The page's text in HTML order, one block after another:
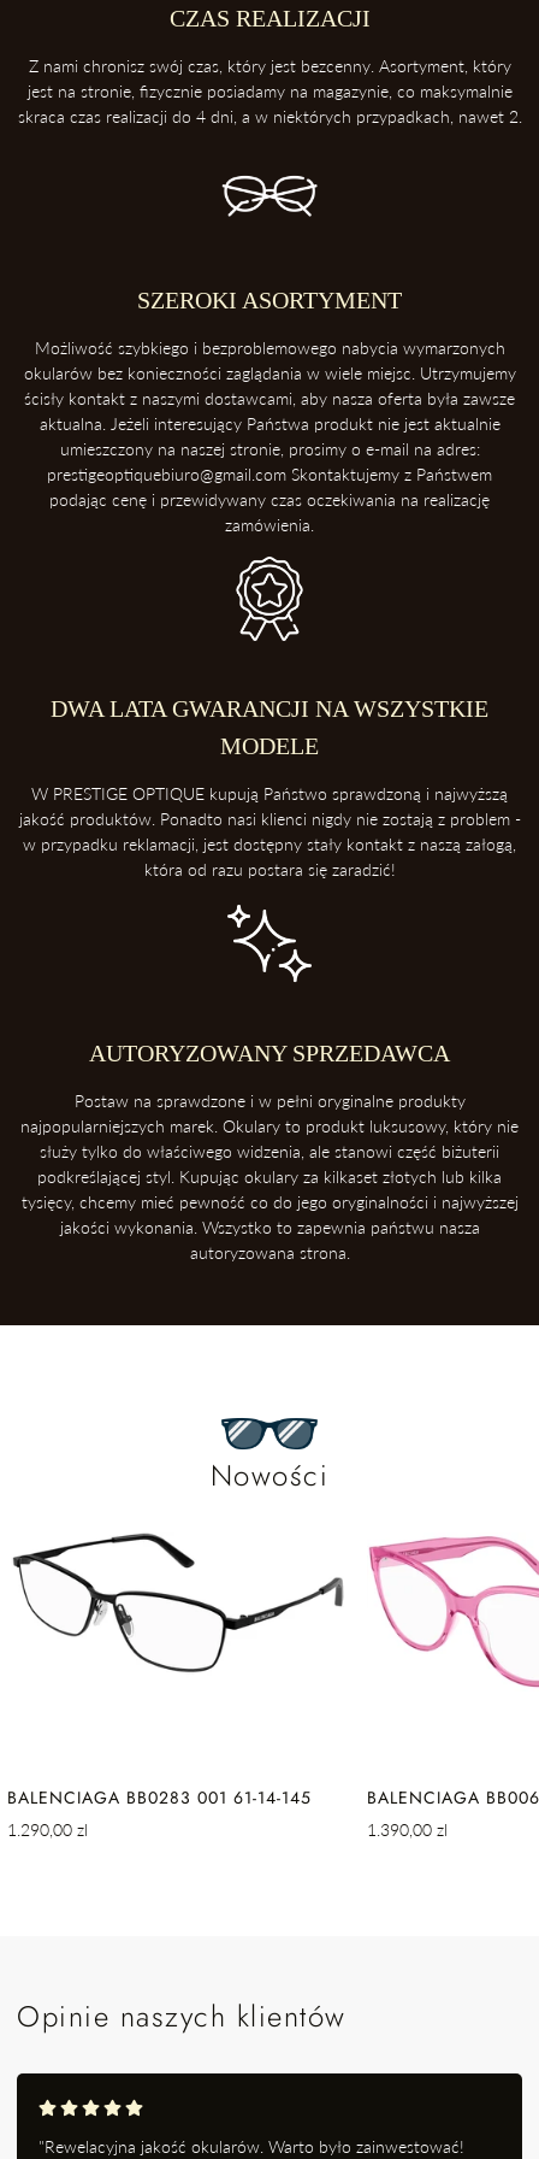
Etui ochroni twoje okulary przed uderzeniami oraz kurzem.
Dzięki temu ochronisz soczewki przed porysowaniem.
4. Unikaj kontaktu z wysokimi temperaturami
źródeł ciepła takich, jak deska rozdzielcza samochodu. Soczewki
5. Ściąganie okularów
CZAS REALIZACJI
Z nami chronisz swój czas, który jest bezcenny. Asortyment, który
jest na stronie, fizycznie posiadamy na magazynie, co maksymalnie
skraca czas realizacji do 4 dni, a w niektórych przypadkach, nawet 2.
SZEROKI ASORTYMENT
Możliwość szybkiego i bezproblemowego nabycia wymarzonych
okularów bez konieczności zaglądania w wiele miejsc. Utrzymujemy
ścisły kontakt z naszymi dostawcami, aby nasza oferta była zawsze
aktualna. Jeżeli interesujący Państwa produkt nie jest aktualnie
umieszczony na naszej stronie, prosimy o e-mail na adres:
prestigeoptiquebiuro@gmail.com Skontaktujemy z Państwem
podając cenę i przewidywany czas oczekiwania na realizację
zamówienia.
DWA LATA GWARANCJI NA WSZYSTKIE
MODELE
W PRESTIGE OPTIQUE kupują Państwo sprawdzoną i najwyższą
jakość produktów. Ponadto nasi klienci nigdy nie zostają z problem -
w przypadku reklamacji, jest dostępny stały kontakt z naszą załogą,
która od razu postara się zaradzić!
AUTORYZOWANY SPRZEDAWCA
Postaw na sprawdzone i w pełni oryginalne produkty
najpopularniejszych marek. Okulary to produkt luksusowy, który nie
służy tylko do właściwego widzenia, ale stanowi część biżuterii
podkreślającej styl. Kupując okulary za kilkaset złotych lub kilka
tysięcy, chcemy mieć pewność co do jego oryginalności i najwyższej
jakości wykonania. Wszystko to zapewnia państwu nasza
autoryzowana strona.
Nowości
BALENCIAGA BB0283 001 61-14-145
Cena
1.290,00 zl
BALENCIAGA
Cena
1.390,00 zl
Opinie naszych klientów
"Rewelacyjna jakość okularów. Warto było zainwestować!